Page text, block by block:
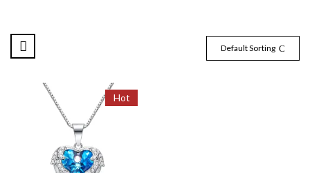
Default Sorting
Hot